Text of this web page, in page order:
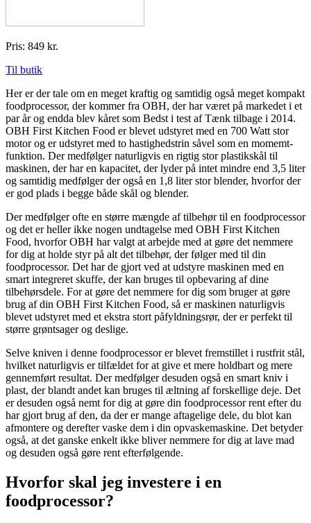
Pris: 849 kr.
Til butik
Her er der tale om en meget kraftig og samtidig også meget kompakt
foodprocessor, der kommer fra OBH, der har været på markedet i et
par år og endda blev kåret som Bedst i test af Tænk tilbage i 2014.
OBH First Kitchen Food er blevet udstyret med en 700 Watt stor
motor og er udstyret med to hastighedstrin såvel som en momemt-
funktion. Der medfølger naturligvis en rigtig stor plastikskål til
maskinen, der har en kapacitet, der lyder på intet mindre end 3,5 liter
og samtidig medfølger der også en 1,8 liter stor blender, hvorfor der
er god plads i begge både skål og blender.
Der medfølger ofte en større mængde af tilbehør til en foodprocessor
og det er heller ikke nogen undtagelse med OBH First Kitchen
Food, hvorfor OBH har valgt at arbejde med at gøre det nemmere
for dig at holde styr på alt det tilbehør, der følger med til din
foodprocessor. Det har de gjort ved at udstyre maskinen med en
smart integreret skuffe, der kan bruges til opbevaring af dine
tilbehørsdele. For at gøre det nemmere for dig som bruger at gøre
brug af din OBH First Kitchen Food, så er maskinen naturligvis
blevet udstyret med et ekstra stort påfyldningsrør, der er perfekt til
større grøntsager og deslige.
Selve kniven i denne foodprocessor er blevet fremstillet i rustfrit stål,
hvilket naturligvis er tilfældet for at give et mere holdbart og mere
gennemført resultat. Der medfølger desuden også en smart kniv i
plast, der blandt andet kan bruges til æltning af forskellige deje. Det
er desuden også nemt for dig at gøre din foodprocessor rent efter du
har gjort brug af den, da der er mange aftagelige dele, du blot kan
afmontere og derefter vaske dem i din opvaskemaskine. Det betyder
også, at det ganske enkelt ikke bliver nemmere for dig at lave mad
og desuden også gøre rent efterfølgende.
Hvorfor skal jeg investere i en
foodprocessor?